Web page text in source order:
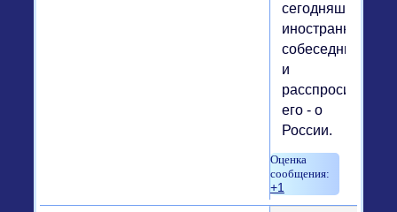
сегодняшнего
иностранного
собеседника
и
расспросим
его - о
России.
+1